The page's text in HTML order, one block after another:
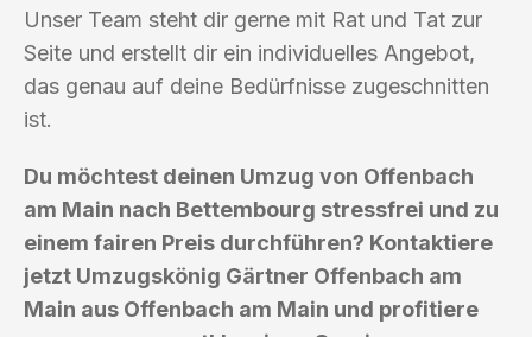
Unser Team steht dir gerne mit Rat und Tat zur
Seite und erstellt dir ein individuelles Angebot,
das genau auf deine Bedürfnisse zugeschnitten
ist.
Du möchtest deinen Umzug von Offenbach
am Main nach Bettembourg stressfrei und zu
einem fairen Preis durchführen? Kontaktiere
jetzt Umzugskönig Gärtner Offenbach am
Main aus Offenbach am Main und profitiere